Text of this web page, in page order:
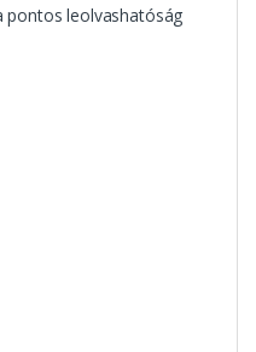
pontos leolvashatóság